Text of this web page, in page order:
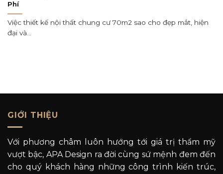
Phí
Việc thiết kế nội thất chung cư 70m2 sao cho đẹp mắt, hiện
đại và...
GIỚI THIỆU
Với phương châm luôn hướng tới giá trị thẩm mỹ
vượt bậc, APA Design ra đời cùng sứ mệnh đem đến
cho quý khách hàng những công trình kiến trúc,